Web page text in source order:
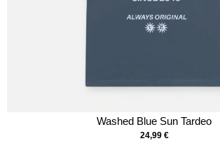
Washed Blue Sun Tardeo
24,99 €